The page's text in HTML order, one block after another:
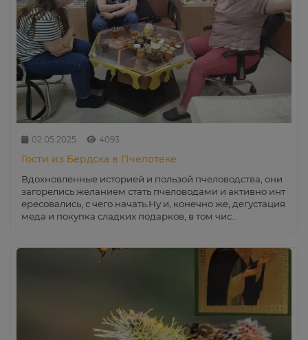
02.05.2025 4093
Гости из Бердска в Пчелотеке
Вдохновленные историей и пользой пчеловодства, они
загорелись желанием стать пчеловодами и активно инт
ересовались, с чего начать.Ну и, конечно же, дегустация
меда и покупка сладких подарков, в том чис..